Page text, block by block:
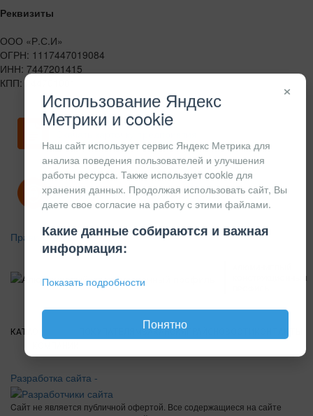
Реквизиты
ООО «Р.С.И»
ОГРН: 1117447019084
ИНН: 7447201415
КПП: 744701001
Скачать карточку предприятия
Политика конфиденциальности
Правила возврата
КОНСТРУКЦИОННЫЙ
КАТАЛОГ ВАКАНСИИ
Разработка сайта -
Cайт не является публичной офертой. Все содержащиеся на сайте
×
Использование Яндекс
Метрики и cookie
Наш сайт использует сервис Яндекс Метрика для
анализа поведения пользователей и улучшения
работы ресурса. Также использует cookie для
хранения данных. Продолжая использовать сайт, Вы
даете свое согласие на работу с этими файлами.
Какие данные собираются и важная
информация:
Показать подробности
Понятно